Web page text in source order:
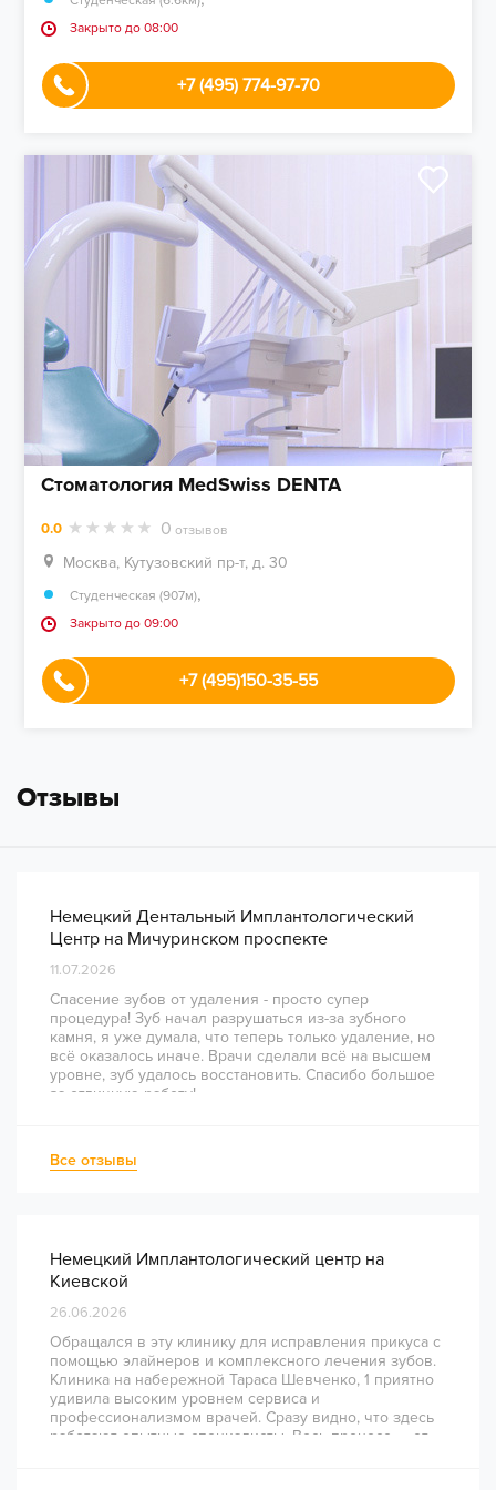
Закрыто до 08:00
+7 (495) 774-97-70
Стоматология MedSwiss DENTA
0.0 0 отзывов
Москва, Кутузовский пр-т, д. 30
Студенческая (907м),
Закрыто до 09:00
+7 (495)150-35-55
Отзывы
Немецкий Дентальный Имплантологический
Центр на Мичуринском проспекте
11.07.2026
Спасение зубов от удаления - просто супер
процедура! Зуб начал разрушаться из-за зубного
камня, я уже думала, что теперь только удаление, но
всё оказалось иначе. Врачи сделали всё на высшем
уровне, зуб удалось восстановить. Спасибо большое
за отличную работу!
Все отзывы
Немецкий Имплантологический центр на
Киевской
26.06.2026
Обращался в эту клинику для исправления прикуса с
помощью элайнеров и комплексного лечения зубов.
Клиника на набережной Тараса Шевченко, 1 приятно
удивила высоким уровнем сервиса и
профессионализмом врачей. Сразу видно, что здесь
работают опытные специалисты. Весь процесс — от